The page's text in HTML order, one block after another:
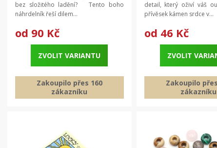
bez složitého ladění? Tento boho
náhrdelník řeší dilem...
od 90 Kč
ZVOLIT VARIANTU
Zakoupilo přes 160
zákazníku
detail, který oživí váš
přívěsek kámen srdce v...
od 46 Kč
ZVOLIT
Zakoupilo
zákazníku